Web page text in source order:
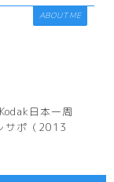
ABOUT ME
日本一周
サポ（2013